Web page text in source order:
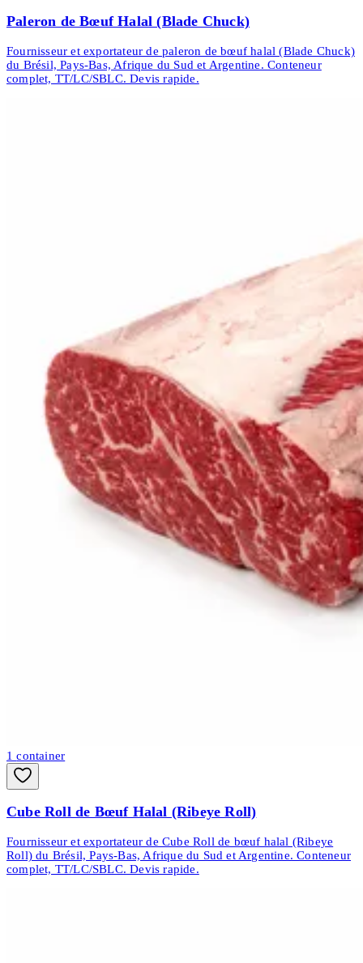
Paleron de Bœuf Halal (Blade Chuck)
Fournisseur et exportateur de paleron de bœuf halal (Blade Chuck)
du Brésil, Pays-Bas, Afrique du Sud et Argentine. Conteneur
complet, TT/LC/SBLC. Devis rapide.
1container
Cube Roll de Bœuf Halal (Ribeye Roll)
Fournisseur et exportateur de Cube Roll de bœuf halal (Ribeye
Roll) du Brésil, Pays-Bas, Afrique du Sud et Argentine. Conteneur
complet, TT/LC/SBLC. Devis rapide.